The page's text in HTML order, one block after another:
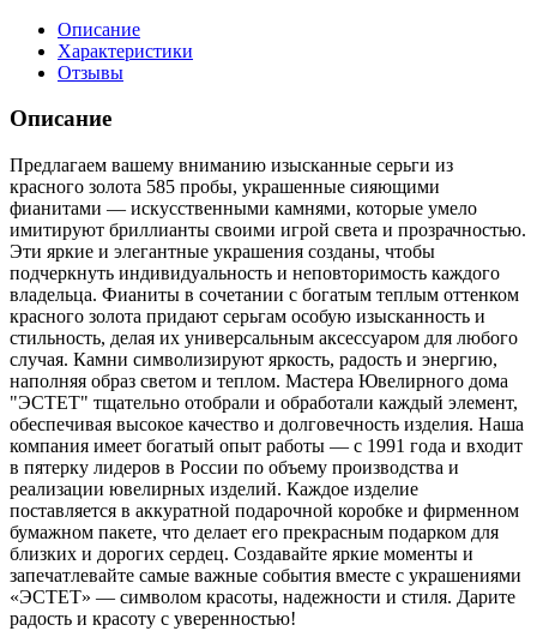
Описание
Характеристики
Отзывы
Описание
Предлагаем вашему вниманию изысканные серьги из
красного золота 585 пробы, украшенные сияющими
фианитами — искусственными камнями, которые умело
имитируют бриллианты своими игрой света и прозрачностью.
Эти яркие и элегантные украшения созданы, чтобы
подчеркнуть индивидуальность и неповторимость каждого
владельца. Фианиты в сочетании с богатым теплым оттенком
красного золота придают серьгам особую изысканность и
стильность, делая их универсальным аксессуаром для любого
случая. Камни символизируют яркость, радость и энергию,
наполняя образ светом и теплом. Мастера Ювелирного дома
"ЭСТЕТ" тщательно отобрали и обработали каждый элемент,
обеспечивая высокое качество и долговечность изделия. Наша
компания имеет богатый опыт работы — с 1991 года и входит
в пятерку лидеров в России по объему производства и
реализации ювелирных изделий. Каждое изделие
поставляется в аккуратной подарочной коробке и фирменном
бумажном пакете, что делает его прекрасным подарком для
близких и дорогих сердец. Создавайте яркие моменты и
запечатлевайте самые важные события вместе с украшениями
«ЭСТЕТ» — символом красоты, надежности и стиля. Дарите
радость и красоту с уверенностью!